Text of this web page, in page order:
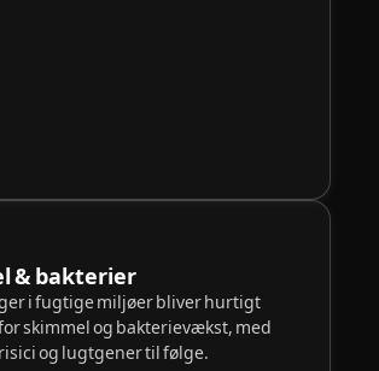
& bakterier
i fugtige miljøer bliver hurtigt
skimmel og bakterievækst, med
og lugtgener til følge.